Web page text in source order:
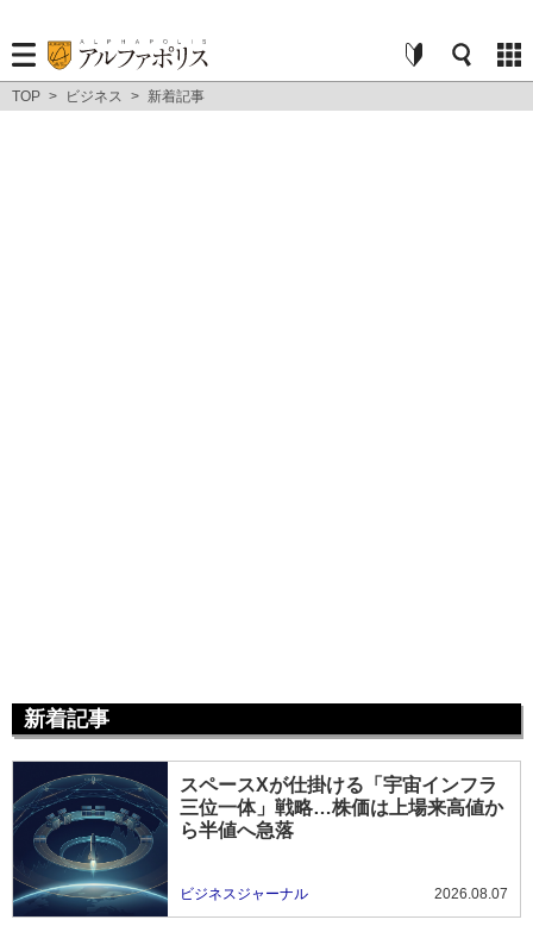
TOP > ビジネス > 新着記事
新着記事
スペースXが仕掛ける「宇宙インフラ
三位一体」戦略…株価は上場来高値か
ら半値へ急落
ビジネスジャーナル 2026.08.07